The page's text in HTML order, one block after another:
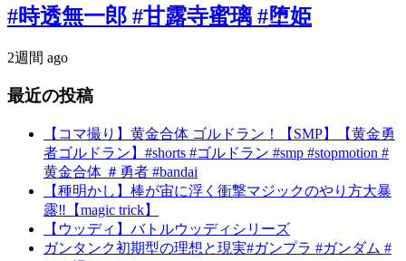
#時透無一郎 #甘露寺蜜璃 #堕姫
2週間 ago
最近の投稿
【コマ撮り】黄金合体 ゴルドラン！【SMP】【黄金勇
者ゴルドラン】#shorts #ゴルドラン #smp #stopmotion #
黄金合体 ＃勇者 #bandai
【種明かし】棒が宙に浮く衝撃マジックのやり方大暴
露‼️【magic trick】
【ウッディ】バトルウッディシリーズ
ガンタンク初期型の理想と現実#ガンプラ #ガンダム #